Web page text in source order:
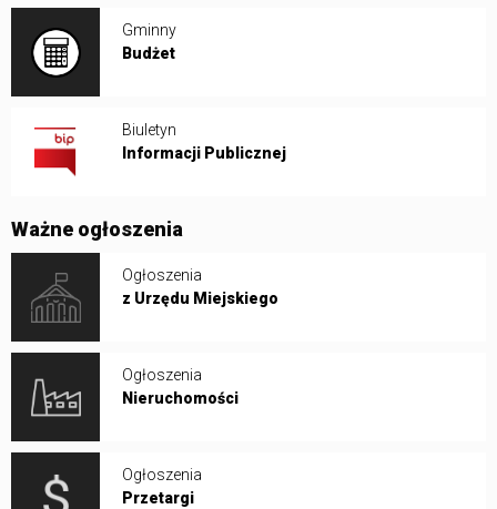
Gminny
Budżet
Biuletyn
Informacji Publicznej
Ważne ogłoszenia
Ogłoszenia
z Urzędu Miejskiego
Ogłoszenia
Nieruchomości
Ogłoszenia
Przetargi